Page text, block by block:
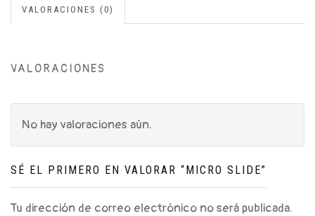
VALORACIONES (0)
VALORACIONES
No hay valoraciones aún.
SÉ EL PRIMERO EN VALORAR “MICRO SLIDE”
Tu dirección de correo electrónico no será publicada.